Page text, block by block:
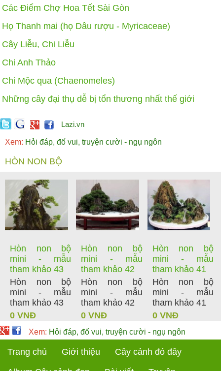
Các Điểm Chợ Hoa Tết Sài Gòn
Họ Thanh mai (họ Dâu rượu - Myricaceae)
Cây Liễu, Chi Liễu
Chi Anh Thảo
Chi Mộc qua (Chaenomeles)
Những cây đại thụ dễ bị tổn thương nhất thế giới
Lazi.vn
Xem: Hỏi đáp, đố vui, truyện cười - ngụ ngôn
HÒN NON BỘ
Hòn non bộ
mini - mẫu
tham khảo 43
Hòn non bộ
mini - mẫu
tham khảo 43
0 VNĐ
Hòn non bộ
mini - mẫu
tham khảo 42
Hòn non bộ
mini - mẫu
tham khảo 42
0 VNĐ
Hòn non bộ
mini - mẫu
tham khảo 41
Hòn non bộ
mini - mẫu
tham khảo 41
0 VNĐ
Xem: Hỏi đáp, đố vui, truyện cười - ngụ ngôn
Trang chủ Giới thiệu Cây cảnh đó đây